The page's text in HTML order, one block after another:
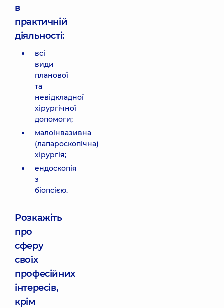
в
практичній
діяльності:
всі
види
планової
та
невідкладної
хірургічної
допомоги;
малоінвазивна
(лапароскопічна)
хірургія;
ендоскопія
з
біопсією.
Розкажіть
про
сферу
своїх
професійних
інтересів,
крім